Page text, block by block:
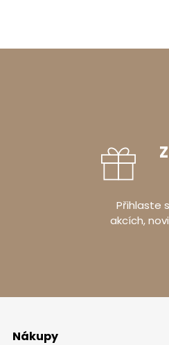
Přihlaste
akcích,
Nákupy